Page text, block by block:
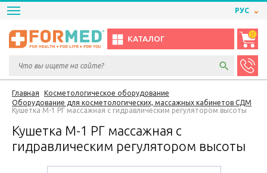
РУС
КАТАЛОГ
0
Главная
Косметологическое оборудование
Оборудование для косметологических, массажных кабинетов СДМ
Кушетка М-1 РГ массажная с гидравлическим регулятором высоты
Кушетка М-1 РГ массажная с
гидравлическим регулятором высоты